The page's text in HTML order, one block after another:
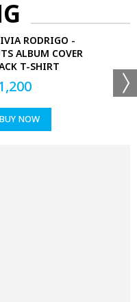
RODRIGO -
ALBUM COVER
T-SHIRT
BUY NOW